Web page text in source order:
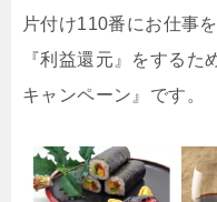
片付け110番にお仕事
『利益還元』をする
キャンペーン』です。